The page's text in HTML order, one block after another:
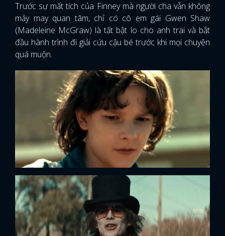
Trước sự mất tích của Finney mà người cha vẫn không
mảy may quan tâm, chỉ có cô em gái Gwen Shaw
(Madeleine McGraw) là tất bật lo cho anh trai và bắt
đầu hành trình đi giải cứu cậu bé trước khi mọi chuyện
quá muộn.